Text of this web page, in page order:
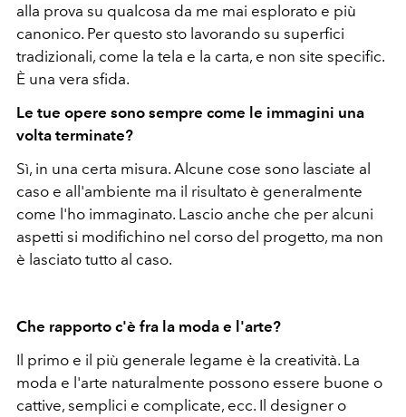
alla prova su qualcosa da me mai esplorato e più
canonico. Per questo sto lavorando su superfici
tradizionali, come la tela e la carta, e non site specific.
È una vera sfida.
Le tue opere sono sempre come le immagini una
volta terminate?
Sì, in una certa misura. Alcune cose sono lasciate al
caso e all'ambiente ma il risultato è generalmente
come l'ho immaginato. Lascio anche che per alcuni
aspetti si modifichino nel corso del progetto, ma non
è lasciato tutto al caso.
Che rapporto c'è fra la moda e l'arte?
Il primo e il più generale legame è la creatività. La
moda e l'arte naturalmente possono essere buone o
cattive, semplici e complicate, ecc. Il designer o